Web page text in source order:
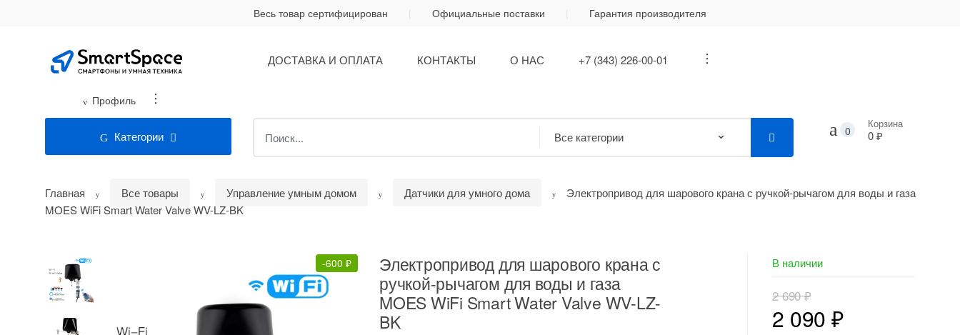
Весь товар сертифицирован Официальные поставки Гарантия производителя
ДОСТАВКА И ОПЛАТА КОНТАКТЫ О НАС +7 (343) 226-00-01 ...
Профиль ...
Категории
Search
for:
0
Корзина
0 ₽
Главная Все товары Управление умным домом Датчики для умного дома
Электропривод для шарового крана с ручкой-рычагом для воды и газа
MOES WiFi Smart Water Valve WV-LZ-BK
-600 ₽
Электропривод для шарового крана с
ручкой-рычагом для воды и газа
MOES WiFi Smart Water Valve WV-LZ-
BK
В наличии
2 690₽
Первоначальная
2 090 ₽Текущая